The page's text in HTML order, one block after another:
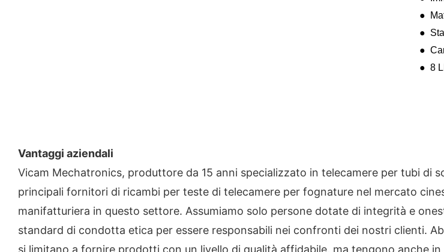
●
●
●
● 8
Vantaggi aziendali
Vicam Mechatronics, produttore da 15 anni specializzato in telecamere per tubi di
principali fornitori di ricambi per teste di telecamere per fognature nel mercato
manifatturiera in questo settore. Assumiamo solo persone dotate di integrità e
standard di condotta etica per essere responsabili nei confronti dei nostri clienti.
si limitano a fornire prodotti con un livello di qualità affidabile, ma tengono anche